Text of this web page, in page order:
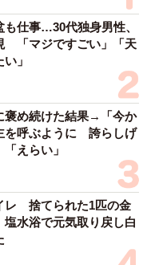
も仕事…30代独身男性、
「マジですごい」「天
」
褒め続けた結果→「今か
を呼ぶように 誇らしげ
えらい」
レ 捨てられた1匹の金
水浴で元気取り戻し白